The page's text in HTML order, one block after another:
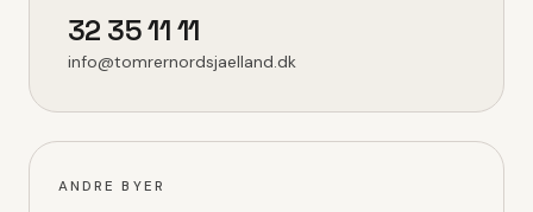
32 35 11 11
info@tomrernordsjaelland.dk
ANDRE BYER